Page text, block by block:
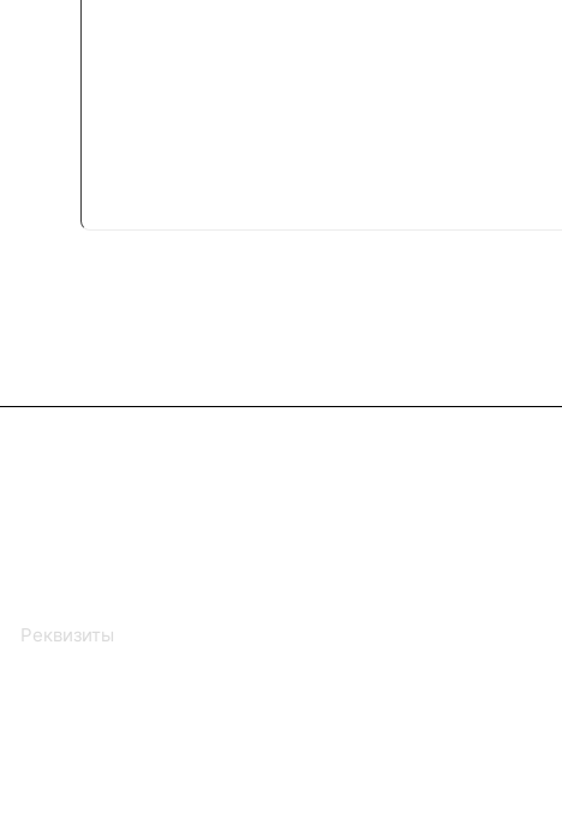
Реквизиты